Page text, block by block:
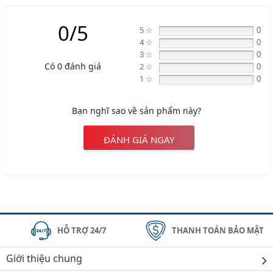
Hotline: 0945 333 777
0/5
Có 0 đánh giá
5 ☆ 0
4 ☆ 0
3 ☆ 0
2 ☆ 0
1 ☆ 0
Bạn nghĩ sao về sản phẩm này?
ĐÁNH GIÁ NGAY
HỖ TRỢ 24/7 THANH TOÁN BẢO MẬT
Giới thiệu chung